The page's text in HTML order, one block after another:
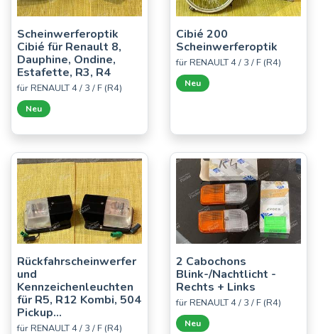
Scheinwerferoptik
Cibié für Renault 8,
Dauphine, Ondine,
Estafette, R3, R4
für RENAULT 4 / 3 / F (R4)
Neu
Cibié 200
Scheinwerferoptik
für RENAULT 4 / 3 / F (R4)
Neu
Rückfahrscheinwerfer
und
Kennzeichenleuchten
für R5, R12 Kombi, 504
Pickup...
für RENAULT 4 / 3 / F (R4)
2 Cabochons
Blink-/Nachtlicht -
Rechts + Links
für RENAULT 4 / 3 / F (R4)
Neu